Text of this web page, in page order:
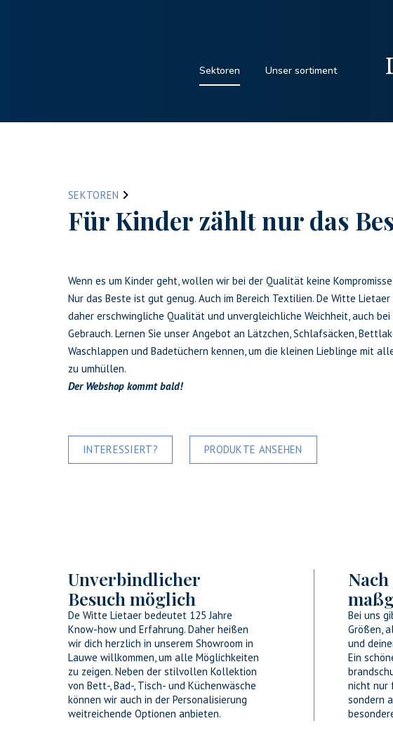
Sektoren Unser sortiment
SEKTOREN
Für Kinder zählt nur das
Wenn es um Kinder geht, wollen wir bei der Qualität keine
Nur das Beste ist gut genug. Auch im Bereich Textilien. De Witte
daher erschwingliche Qualität und unvergleichliche Weichheit, auch bei
Gebrauch. Lernen Sie unser Angebot an Lätzchen, Schlafsäcken,
Waschlappen und Badetüchern kennen, um die kleinen Lieblinge mit
zu umhüllen.
Der Webshop kommt bald!
INTERESSIERT? PRODUKTE ANSEHEN
Unverbindlicher
Besuch möglich
De Witte Lietaer bedeutet 125 Jahre
Know-how und Erfahrung. Daher heißen
wir dich herzlich in unserem Showroom in
Lauwe willkommen, um alle Möglichkeiten
zu zeigen. Neben der stilvollen Kollektion
von Bett-, Bad-, Tisch- und Küchenwäsche
können wir auch in der Personalisierung
weitreichende Optionen anbieten.
Bei uns
Größen,
und
Ein
nicht nur
sondern